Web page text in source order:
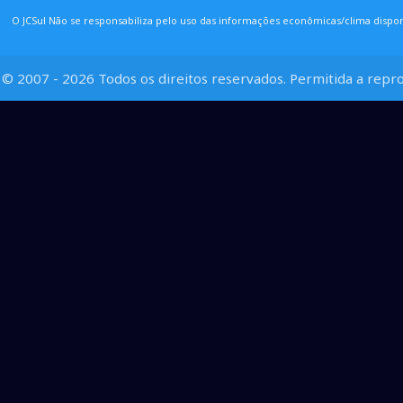
O JCSul Não se responsabiliza pelo uso das informações econômicas/clima
© 2007 - 2026 Todos os direitos reservados. Permitida a